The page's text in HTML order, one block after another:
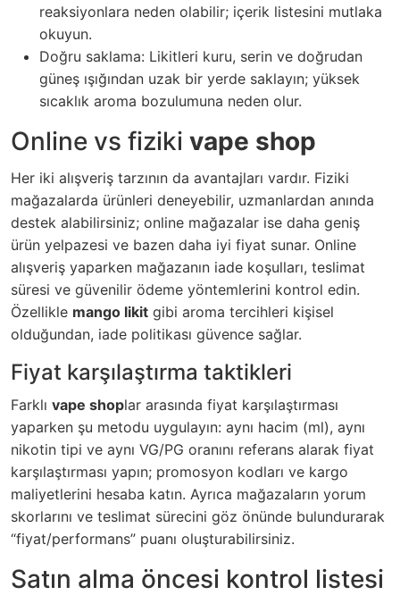
reaksiyonlara neden olabilir; içerik listesini mutlaka
okuyun.
Doğru saklama: Likitleri kuru, serin ve doğrudan
güneş ışığından uzak bir yerde saklayın; yüksek
sıcaklık aroma bozulumuna neden olur.
Online vs fiziki vape shop
Her iki alışveriş tarzının da avantajları vardır. Fiziki
mağazalarda ürünleri deneyebilir, uzmanlardan anında
destek alabilirsiniz; online mağazalar ise daha geniş
ürün yelpazesi ve bazen daha iyi fiyat sunar. Online
alışveriş yaparken mağazanın iade koşulları, teslimat
süresi ve güvenilir ödeme yöntemlerini kontrol edin.
Özellikle mango likit gibi aroma tercihleri kişisel
olduğundan, iade politikası güvence sağlar.
Fiyat karşılaştırma taktikleri
Farklı vape shoplar arasında fiyat karşılaştırması
yaparken şu metodu uygulayın: aynı hacim (ml), aynı
nikotin tipi ve aynı VG/PG oranını referans alarak fiyat
karşılaştırması yapın; promosyon kodları ve kargo
maliyetlerini hesaba katın. Ayrıca mağazaların yorum
skorlarını ve teslimat sürecini göz önünde bulundurarak
“fiyat/performans” puanı oluşturabilirsiniz.
Satın alma öncesi kontrol listesi